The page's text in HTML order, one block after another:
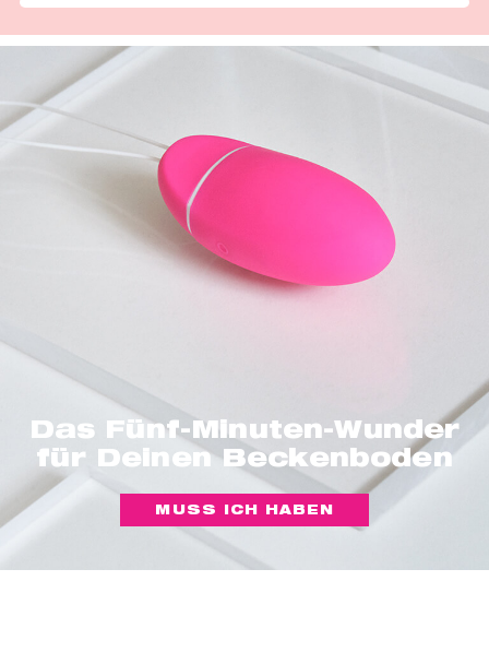
Das Fünf-Minuten-Wunder
für Deinen Beckenboden
MUSS ICH HABEN